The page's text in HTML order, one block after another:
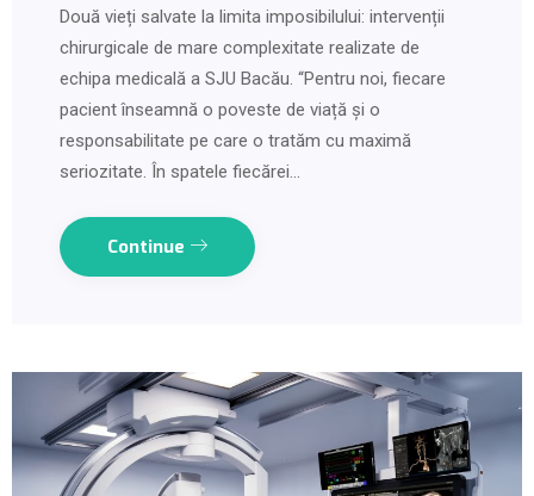
Două vieți salvate la limita imposibilului: intervenții
chirurgicale de mare complexitate realizate de
echipa medicală a SJU Bacău. “Pentru noi, fiecare
pacient înseamnă o poveste de viață și o
responsabilitate pe care o tratăm cu maximă
seriozitate. În spatele fiecărei…
Continue